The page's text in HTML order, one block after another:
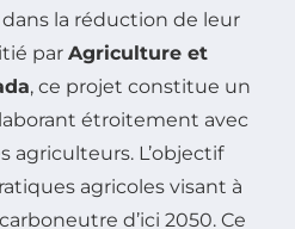
la réduction de leur
par Agriculture et
, ce projet constitue un
étroitement avec
agriculteurs. L’objectif
agricoles visant à
d’ici 2050. Ce